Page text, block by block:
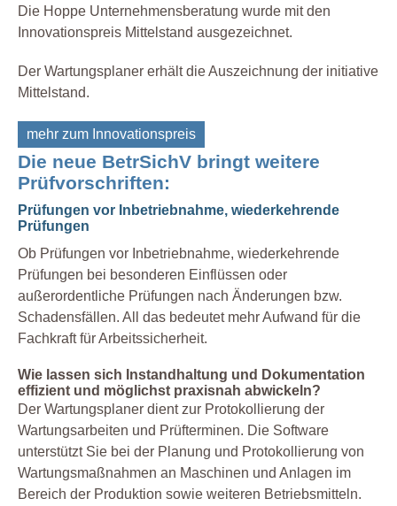
Die Hoppe Unternehmensberatung wurde mit den
Innovationspreis Mittelstand ausgezeichnet.
Der Wartungsplaner erhält die Auszeichnung der initiative
Mittelstand.
mehr zum Innovationspreis
Die neue BetrSichV bringt weitere
Prüfvorschriften:
Prüfungen vor Inbetriebnahme, wiederkehrende
Prüfungen
Ob Prüfungen vor Inbetriebnahme, wiederkehrende
Prüfungen bei besonderen Einflüssen oder
außerordentliche Prüfungen nach Änderungen bzw.
Schadensfällen. All das bedeutet mehr Aufwand für die
Fachkraft für Arbeitssicherheit.
Wie lassen sich Instandhaltung und Dokumentation
effizient und möglichst praxisnah abwickeln?
Der Wartungsplaner dient zur Protokollierung der
Wartungsarbeiten und Prüfterminen. Die Software
unterstützt Sie bei der Planung und Protokollierung von
Wartungsmaßnahmen an Maschinen und Anlagen im
Bereich der Produktion sowie weiteren Betriebsmitteln.